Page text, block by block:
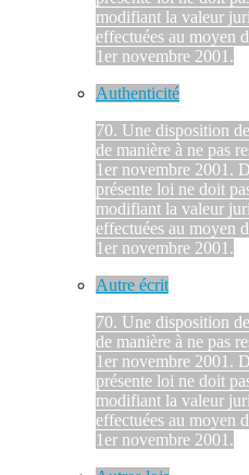
modifiant la valeur
effectuées au moyen
1er novembre 2001.
Authenticité
70. Une disposition
de manière à ne pas
1er novembre 2001.
présente loi ne doit
modifiant la valeur
effectuées au moyen
1er novembre 2001.
Autre écrit
70. Une disposition
de manière à ne pas
1er novembre 2001.
présente loi ne doit
modifiant la valeur
effectuées au moyen
1er novembre 2001.